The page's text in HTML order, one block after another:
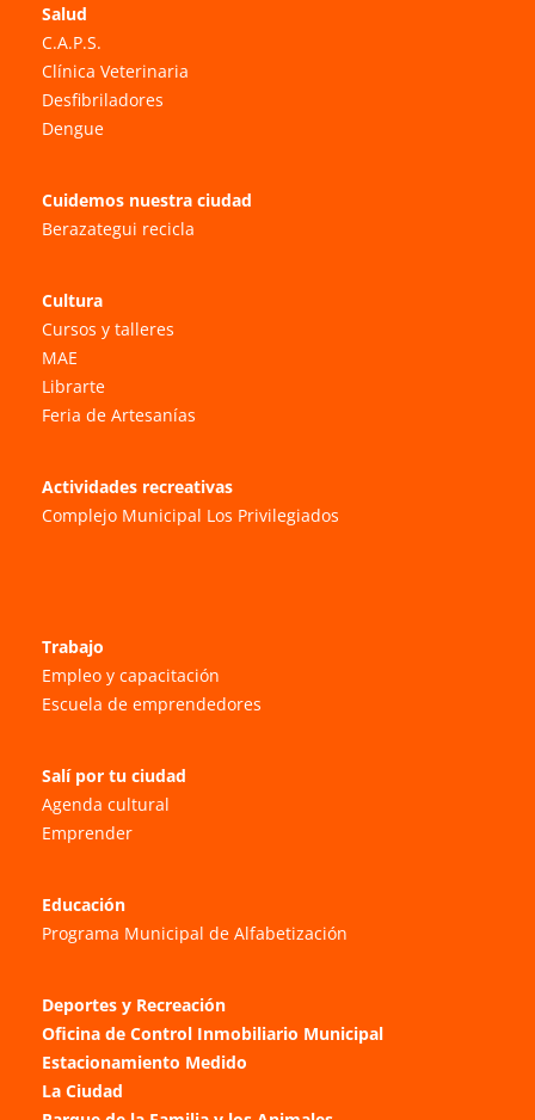
Salud
C.A.P.S.
Clínica Veterinaria
Desfibriladores
Dengue
Cuidemos nuestra ciudad
Berazategui recicla
Cultura
Cursos y talleres
MAE
Librarte
Feria de Artesanías
Actividades recreativas
Complejo Municipal Los Privilegiados
Trabajo
Empleo y capacitación
Escuela de emprendedores
Salí por tu ciudad
Agenda cultural
Emprender
Educación
Programa Municipal de Alfabetización
Deportes y Recreación
Oficina de Control Inmobiliario Municipal
Estacionamiento Medido
La Ciudad